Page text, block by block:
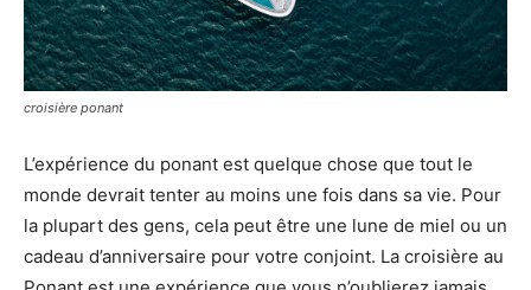
croisière ponant
L’expérience du ponant est quelque chose que tout le
monde devrait tenter au moins une fois dans sa vie. Pour
la plupart des gens, cela peut être une lune de miel ou un
cadeau d’anniversaire pour votre conjoint. La croisière au